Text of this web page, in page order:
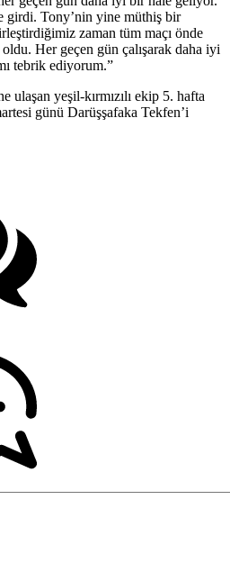
girdi. Tony’nin yine müthiş bir
zaman tüm maçı önde
Her geçen gün çalışarak daha iyi
tebrik ediyorum.”
ulaşan yeşil-kırmızılı ekip 5. hafta
günü Darüşşafaka Tekfen’i